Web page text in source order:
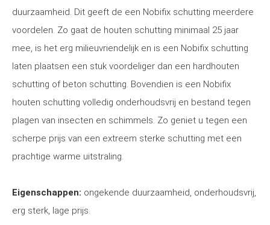
duurzaamheid. Dit geeft de een Nobifix schutting meerdere
voordelen. Zo gaat de houten schutting minimaal 25 jaar
mee, is het erg milieuvriendelijk en is een Nobifix schutting
laten plaatsen een stuk voordeliger dan een hardhouten
schutting of beton schutting. Bovendien is een Nobifix
houten schutting volledig onderhoudsvrij en bestand tegen
plagen van insecten en schimmels. Zo geniet u tegen een
scherpe prijs van een extreem sterke schutting met een
prachtige warme uitstraling.
Eigenschappen: ongekende duurzaamheid, onderhoudsvrij,
erg sterk, lage prijs.